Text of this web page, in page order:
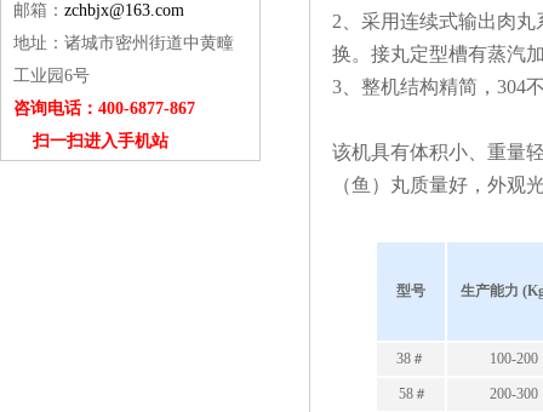
邮箱： zchbjx@163.com
地址：诸城市密州街道中黄疃
工业园6号
咨询电话：400-6877-867
扫一扫进入手机站
2、采用连续式输出肉
换。接丸定型槽有蒸汽
3、整机结构精简，304
该机具有体积小、重量
（鱼）丸质量好，外观
型号 生产能力
38＃ 100-200
58＃ 200-300